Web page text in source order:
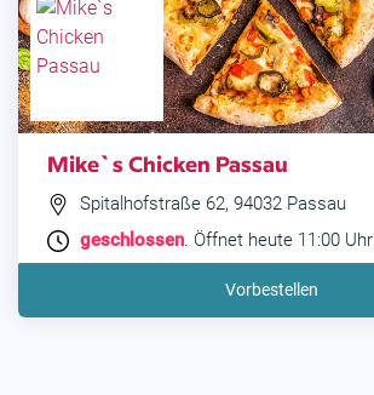
Mike`s Chicken Passau
Spitalhofstraße 62, 94032 Passau
geschlossen. Öffnet heute 11:00 Uhr
Vorbestellen